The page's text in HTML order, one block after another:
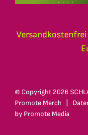
© Copyright 2026
Promote Merch
by Promote Media